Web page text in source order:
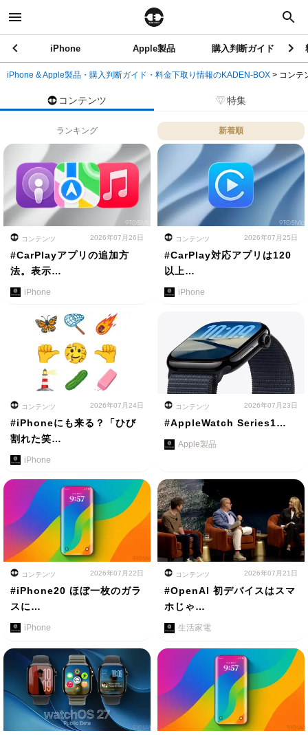
iPhone Apple製品 購入判断ガイド
iPhone & Apple製品・購入判断ガイド・料金下取り情報のKADEN-BOX > コンテ
コンテンツ 特集
ランキング 新着順
コンテンツ 2026年07月26日
#CarPlayアプリの追加方
法。表示…
iPhone
コンテンツ 2026年07月25日
#CarPlay対応アプリは120
以上…
iPhone
コンテンツ 2026年07月24日
#iPhoneにも来る？「ひび
割れた笑…
iPhone
コンテンツ 2026年07月23日
#AppleWatch Series1…
Apple製品
コンテンツ 2026年07月22日
#iPhone20 ほぼ一枚のガラ
スに…
iPhone
コンテンツ 2026年07月21日
#OpenAI 初デバイスはスマ
ホじゃ…
生活家電